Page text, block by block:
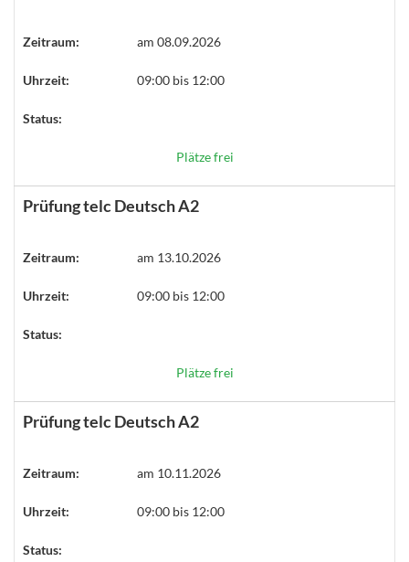
Zeitraum: am 08.09.2026
Uhrzeit: 09:00 bis 12:00
Status:
Plätze frei
Prüfung telc Deutsch A2
Zeitraum: am 13.10.2026
Uhrzeit: 09:00 bis 12:00
Status:
Plätze frei
Prüfung telc Deutsch A2
Zeitraum: am 10.11.2026
Uhrzeit: 09:00 bis 12:00
Status: